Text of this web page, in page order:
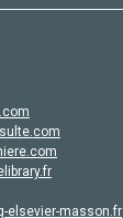
elsevier-masson.fr